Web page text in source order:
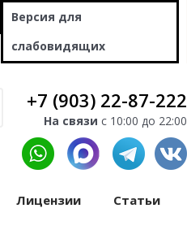
Версия для
слабовидящих
+7 (903) 22-87-222
На связи с 10:00 до 22:00
Лицензии
Статьи